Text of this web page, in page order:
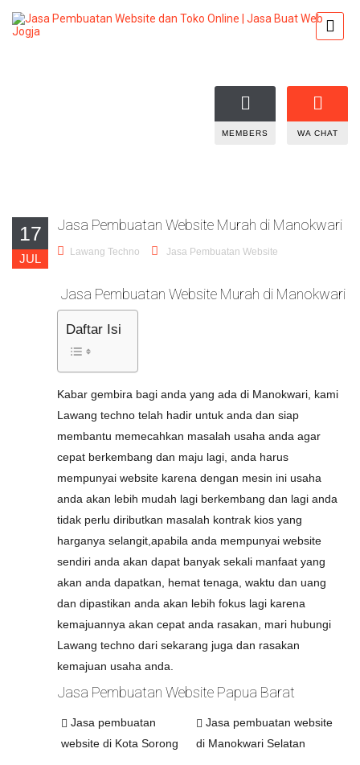
MEMBERS WA CHAT
17
JUL
Jasa Pembuatan Website Murah di Manokwari
Lawang Techno Jasa Pembuatan Website
Jasa Pembuatan Website Murah di Manokwari
Daftar Isi
Kabar gembira bagi anda yang ada di Manokwari, kami
Lawang techno telah hadir untuk anda dan siap
membantu memecahkan masalah usaha anda agar
cepat berkembang dan maju lagi, anda harus
mempunyai website karena dengan mesin ini usaha
anda akan lebih mudah lagi berkembang dan lagi anda
tidak perlu diributkan masalah kontrak kios yang
harganya selangit,apabila anda mempunyai website
sendiri anda akan dapat banyak sekali manfaat yang
akan anda dapatkan, hemat tenaga, waktu dan uang
dan dipastikan anda akan lebih fokus lagi karena
kemajuannya akan cepat anda rasakan, mari hubungi
Lawang techno dari sekarang juga dan rasakan
kemajuan usaha anda.
Jasa Pembuatan Website Papua Barat
Jasa pembuatan
website di Kota Sorong
Jasa pembuatan website
di Manokwari Selatan